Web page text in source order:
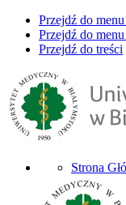
Przejdź do
Przejdź do
Przejdź do treści
Strona